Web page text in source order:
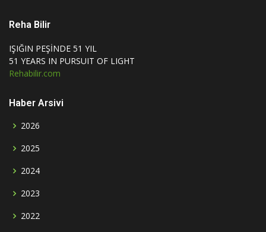
Reha Bilir
IŞIĞIN PEŞİNDE 51 YIL
51 YEARS IN PURSUIT OF LIGHT
Rehabilir.com
Haber Arsivi
2026
2025
2024
2023
2022